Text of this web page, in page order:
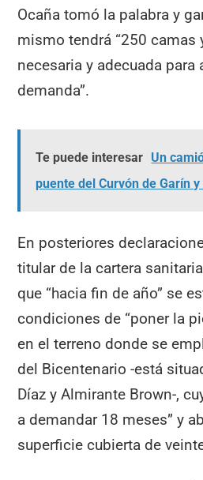
Ocaña tomó la palabra y
mismo tendrá “250 camas
necesaria y adecuada para
demanda”.
Te puede interesar Un
puente del Curvón de Garín
En posteriores
titular de la cartera
que “hacia fin de año” se
condiciones de “poner la
en el terreno donde se
del Bicentenario -está
Díaz y Almirante Brown-,
a demandar 18 meses” y
superficie cubierta de